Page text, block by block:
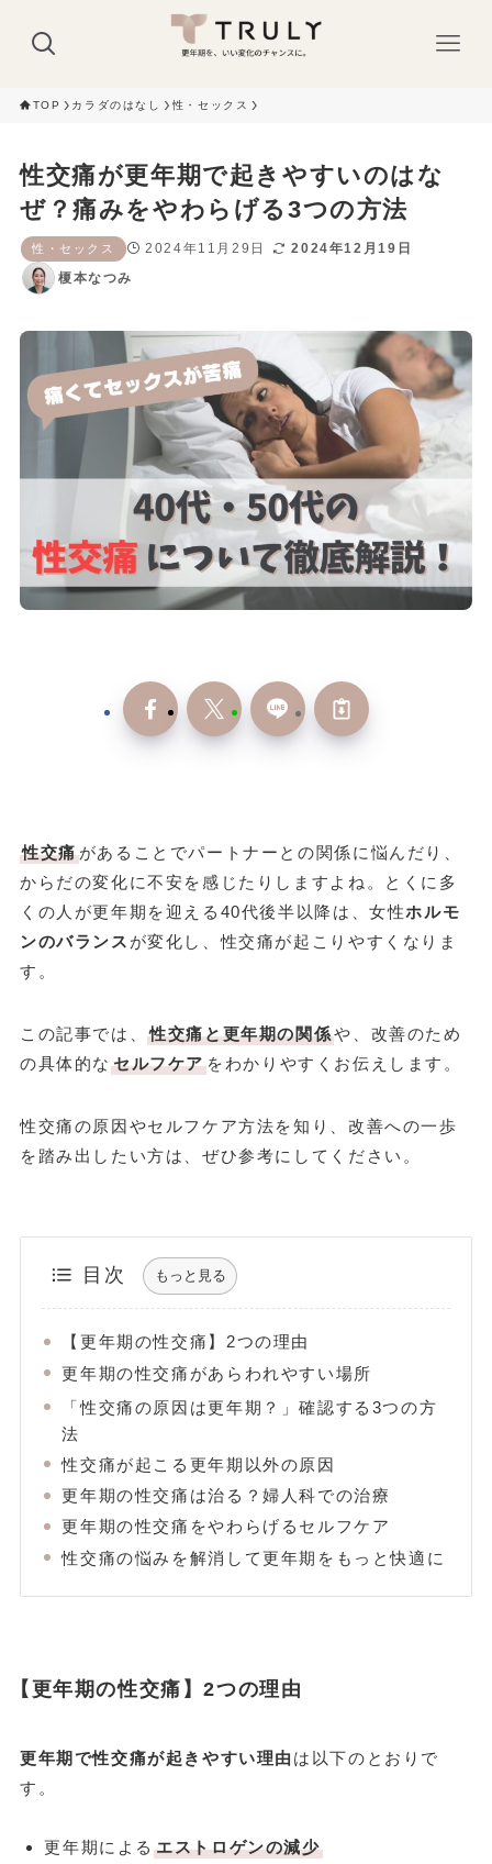
TOP カラダのはなし 性・セックス
性交痛が更年期で起きやすいのはな
ぜ？痛みをやわらげる3つの方法
性・セックス 2024年11月29日
2024年12月19日
榎本なつみ
性交痛があることでパートナーとの関係に悩んだり、
からだの変化に不安を感じたりしますよね。とくに多
くの人が更年期を迎える40代後半以降は、女性ホルモ
ンのバランス が変化し、性交痛が起こりやすくなりま
す。
この記事では、性交痛と更年期の関係や、改善のため
の具体的な セルフケア をわかりやすくお伝えします。
性交痛の原因やセルフケア方法を知り、改善への一歩
を踏み出したい方は、ぜひ参考にしてください。
目次 もっと見る
【更年期の性交痛】2つの理由
更年期の性交痛があらわれやすい場所
「性交痛の原因は更年期？」確認する3つの方
法
性交痛が起こる更年期以外の原因
更年期の性交痛は治る？婦人科での治療
更年期の性交痛をやわらげるセルフケア
性交痛の悩みを解消して更年期をもっと快適に
【更年期の性交痛】2つの理由
更年期で性交痛が起きやすい理由 は以下のとおりで
す。
更年期によるエストロゲンの減少